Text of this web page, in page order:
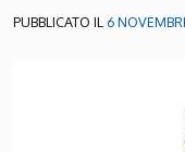
PUBBLICATO IL 6